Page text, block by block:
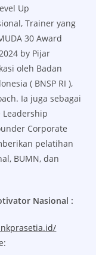
Up
Trainer yang
30 Award
by Pijar
oleh Badan
( BNSP RI ),
Ia juga sebagai
Leadership
Corporate
pelatihan
BUMN, dan
Nasional :